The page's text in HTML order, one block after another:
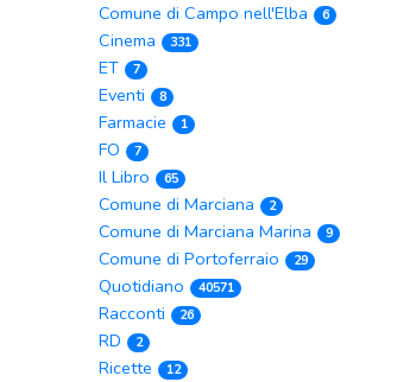
Comune di Campo nell'Elba 6
Cinema 331
ET 7
Eventi 8
Farmacie 1
FO 7
Il Libro 65
Comune di Marciana 2
Comune di Marciana Marina 9
Comune di Portoferraio 29
Quotidiano 40571
Racconti 26
RD 2
Ricette 12